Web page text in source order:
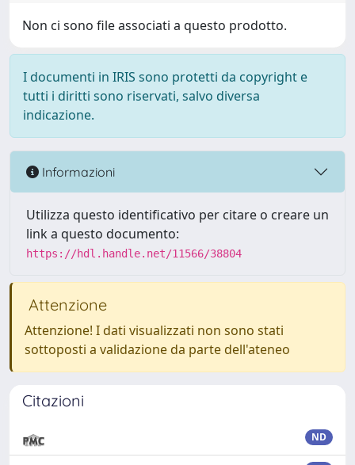
Non ci sono file associati a questo prodotto.
I documenti in IRIS sono protetti da copyright e
tutti i diritti sono riservati, salvo diversa
indicazione.
Informazioni
Utilizza questo identificativo per citare o creare un
link a questo documento:
https://hdl.handle.net/11566/38804
Attenzione
Attenzione! I dati visualizzati non sono stati
sottoposti a validazione da parte dell'ateneo
Citazioni
ND